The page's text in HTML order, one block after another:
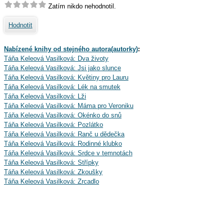
Zatím nikdo nehodnotil.
Hodnotit
Nabízené knihy od stejného autora(autorky):
Táňa Keleová Vasilková: Dva životy
Táňa Keleová Vasilková: Jsi jako slunce
Táňa Keleová Vasilková: Květiny pro Lauru
Táňa Keleová Vasilková: Lék na smutek
Táňa Keleová Vasilková: Lži
Táňa Keleová Vasilková: Máma pro Veroniku
Táňa Keleová Vasilková: Okénko do snů
Táňa Keleová Vasilková: Pozlátko
Táňa Keleová Vasilková: Ranč u dědečka
Táňa Keleová Vasilková: Rodinné klubko
Táňa Keleová Vasilková: Srdce v temnotách
Táňa Keleová Vasilková: Střípky
Táňa Keleová Vasilková: Zkoušky
Táňa Keleová Vasilková: Zrcadlo